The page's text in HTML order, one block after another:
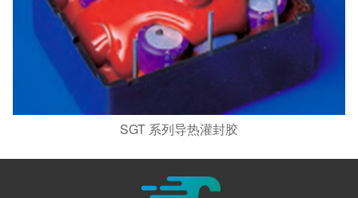
SGT 系列导热灌封胶